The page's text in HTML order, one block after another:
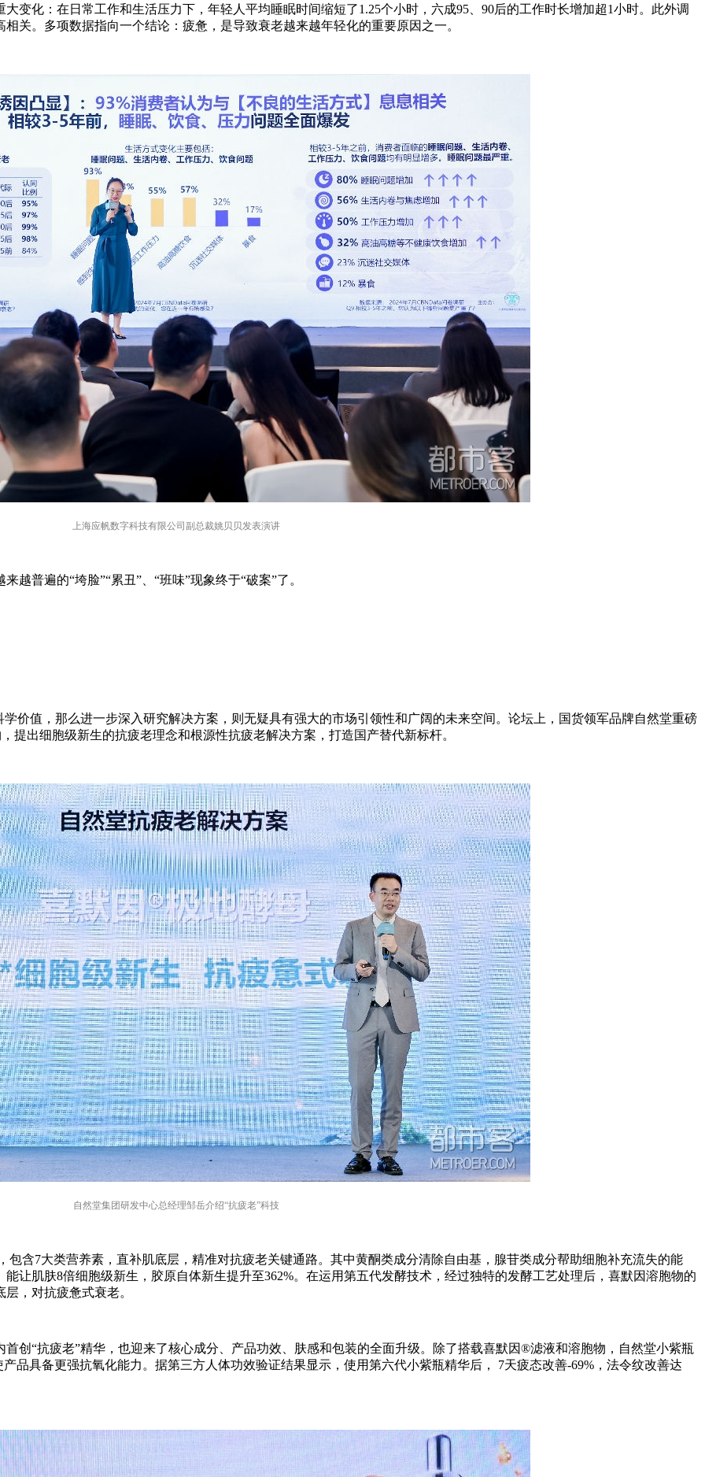
变化：在日常工作和生活压力下，年轻人平均睡眠时间缩短了1.25个小时，六成95、90后的工作时长增加超1小时。此外调
关。多项数据指向一个结论：疲惫，是导致衰老越来越年轻化的重要原因之一。
上海应帆数字科技有限公司副总裁姚贝贝发表演讲
普遍的“垮脸”“累丑”、“班味”现象终于“破案”了。
价值，那么进一步深入研究解决方案，则无疑具有强大的市场引领性和广阔的未来空间。论坛上，国货领军品牌自然堂重磅
出细胞级新生的抗疲老理念和根源性抗疲老解决方案，打造国产替代新标杆。
自然堂集团研发中心总经理邹岳介绍“抗疲老”科技
含7大类营养素，直补肌底层，精准对抗疲老关键通路。其中黄酮类成分清除自由基，腺苷类成分帮助细胞补充流失的能
让肌肤8倍细胞级新生，胶原自体新生提升至362%。在运用第五代发酵技术，经过独特的发酵工艺处理后，喜默因溶胞物的
，对抗疲惫式衰老。
创“抗疲老”精华，也迎来了核心成分、产品功效、肤感和包装的全面升级。除了搭载喜默因®滤液和溶胞物，自然堂小紫瓶
品具备更强抗氧化能力。据第三方人体功效验证结果显示，使用第六代小紫瓶精华后， 7天疲态改善-69%，法令纹改善达